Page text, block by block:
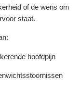
of de wens om
staat.
hoofdpijn